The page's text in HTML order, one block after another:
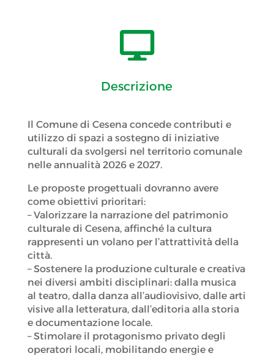

Descrizione
Il Comune di Cesena concede contributi e
utilizzo di spazi a sostegno di iniziative
culturali da svolgersi nel territorio comunale
nelle annualità 2026 e 2027.
Le proposte progettuali dovranno avere
come obiettivi prioritari:
– Valorizzare la narrazione del patrimonio
culturale di Cesena, affinché la cultura
rappresenti un volano per l’attrattività della
città.
– Sostenere la produzione culturale e creativa
nei diversi ambiti disciplinari: dalla musica
al teatro, dalla danza all’audiovisivo, dalle arti
visive alla letteratura, dall’editoria alla storia
e documentazione locale.
– Stimolare il protagonismo privato degli
operatori locali, mobilitando energie e